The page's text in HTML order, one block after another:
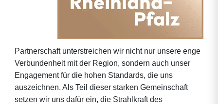
Partnerschaft unterstreichen wir nicht nur unsere enge
Verbundenheit mit der Region, sondern auch unser
Engagement für die hohen Standards, die uns
auszeichnen. Als Teil dieser starken Gemeinschaft
setzen wir uns dafür ein, die Strahlkraft des